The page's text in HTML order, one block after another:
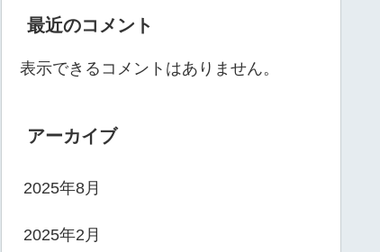
最近のコメント
表示できるコメントはありません。
アーカイブ
2025年8月
2025年2月